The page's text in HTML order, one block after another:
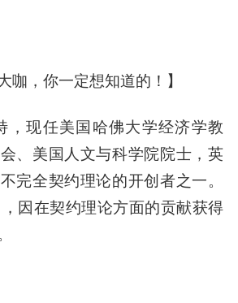
，你一定想知道的！】
现任美国哈佛大学经济学教
、美国人文与科学院院士，英
完全契约理论的开创者之一。
因在契约理论方面的贡献获得